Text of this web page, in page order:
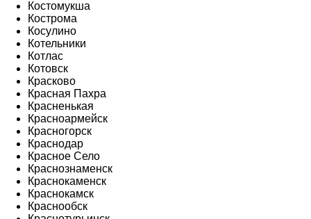
Костомукша
Кострома
Косулино
Котельники
Котлас
Котовск
Красково
Красная Пахра
Красненькая
Красноармейск
Красногорск
Краснодар
Красное Село
Краснознаменск
Краснокаменск
Краснокамск
Краснообск